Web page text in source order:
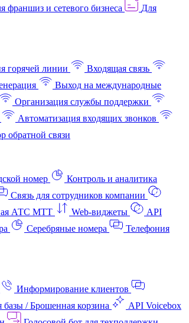
франшиз и сетевого бизнеса
Для
горячей линии
Входящая связь
Выход на международные
Организация службы поддержки
Автоматизация входящих звонков
обратной связи
номер
Контроль и аналитика
Связь для сотрудников компании
АТС МТТ Web-виджеты
API
Серебряные номера
Телефония
Информирование клиентов
базы / Брошенная корзина
API Voicebox